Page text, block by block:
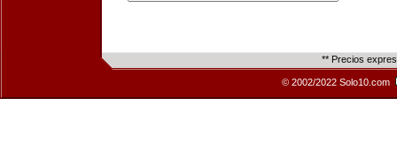
** Precios
© 2002/2022 Solo10.com